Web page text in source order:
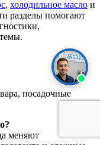
, холодильное масло и
разделы помогают
посадочные
меняют